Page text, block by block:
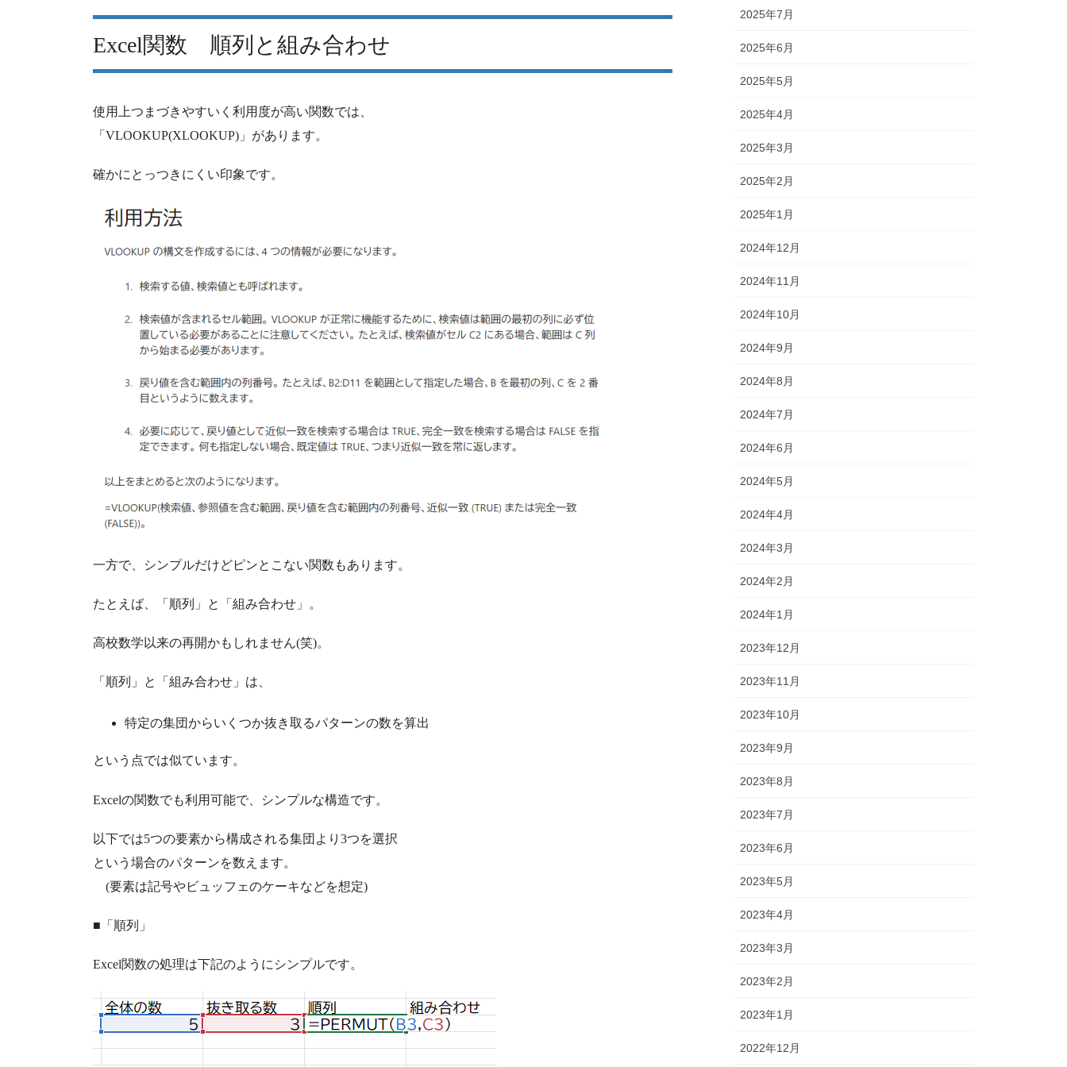
Excel関数 順列と組み合わせ
使用上つまづきやすいく利用度が高い関数では、
「VLOOKUP(XLOOKUP)」があります。
確かにとっつきにくい印象です。
一方で、シンプルだけどピンとこない関数もあります。
たとえば、「順列」と「組み合わせ」。
高校数学以来の再開かもしれません(笑)。
「順列」と「組み合わせ」は、
特定の集団からいくつか抜き取るパターンの数を算出
という点では似ています。
Excelの関数でも利用可能で、シンプルな構造です。
以下では5つの要素から構成される集団より3つを選択
という場合のパターンを数えます。
(要素は記号やビュッフェのケーキなどを想定)
■「順列」
Excel関数の処理は下記のようにシンプルです。
2025年7月
2025年6月
2025年5月
2025年4月
2025年3月
2025年2月
2025年1月
2024年12月
2024年11月
2024年10月
2024年9月
2024年8月
2024年7月
2024年6月
2024年5月
2024年4月
2024年3月
2024年2月
2024年1月
2023年12月
2023年11月
2023年10月
2023年9月
2023年8月
2023年7月
2023年6月
2023年5月
2023年4月
2023年3月
2023年2月
2023年1月
2022年12月